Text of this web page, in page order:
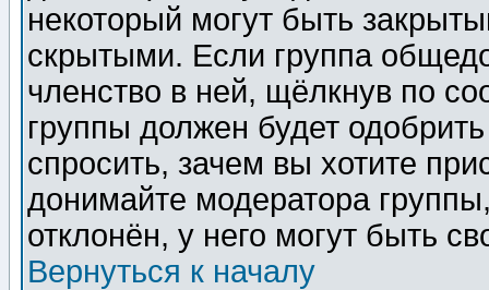
некоторый могут быть
скрытыми. Если группа
членство в ней, щёлкнув по
группы должен будет
спросить, зачем вы хотите
донимайте модератора
отклонён, у него могут быть
Вернуться к началу